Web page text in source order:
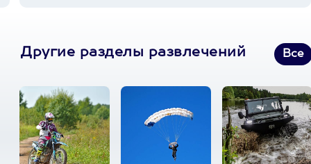
Другие разделы развлечений Все